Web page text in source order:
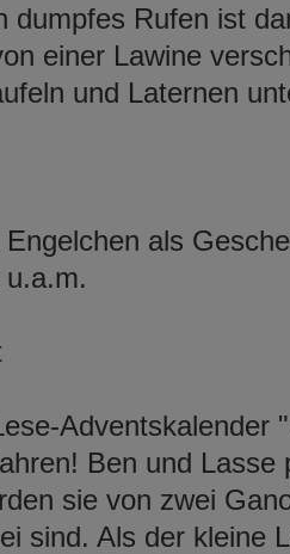
dumpfes Rufen ist
einer Lawine
und Laternen
als
u.a.m.
Adventskalender
Ben und Lasse
sie von zwei
sind. Als der kleine